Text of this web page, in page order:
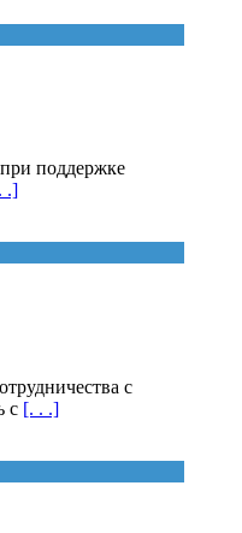
поддержке
.]
с
с [. . .]